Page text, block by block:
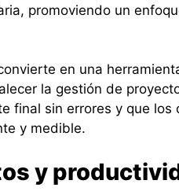
promoviendo un
en una
la gestión de
final sin errores y que los
y medible.
y